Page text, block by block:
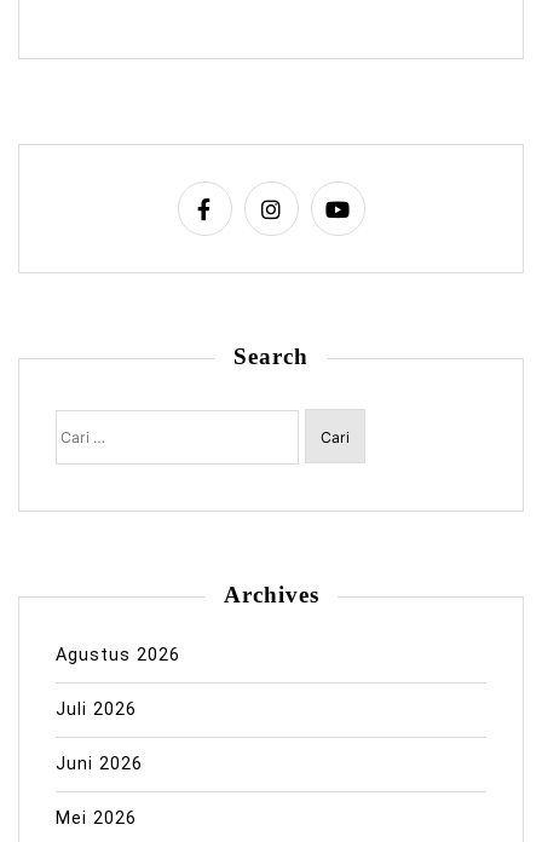
Search
Cari
untuk:
Archives
Agustus 2026
Juli 2026
Juni 2026
Mei 2026